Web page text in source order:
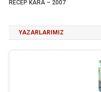
RECEP KARA – 2007
YAZARLARIMIZ